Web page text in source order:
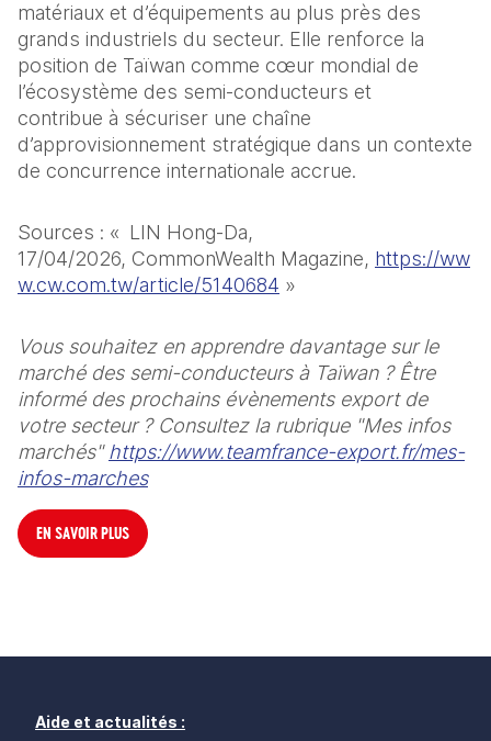
matériaux et d’équipements au plus près des
grands industriels du secteur. Elle renforce la
position de Taïwan comme cœur mondial de
l’écosystème des semi-conducteurs et
contribue à sécuriser une chaîne
d’approvisionnement stratégique dans un contexte
de concurrence internationale accrue.
Sources : «  LIN Hong-Da,
17/04/2026, CommonWealth Magazine, https://ww
w.cw.com.tw/article/5140684 »
Vous souhaitez en apprendre davantage sur le
marché des semi-conducteurs à Taïwan ? Être
informé des prochains évènements export de
votre secteur ? Consultez la rubrique "Mes infos
marchés" https://www.teamfrance-export.fr/mes-
infos-marches
EN SAVOIR PLUS
Aide et actualités :